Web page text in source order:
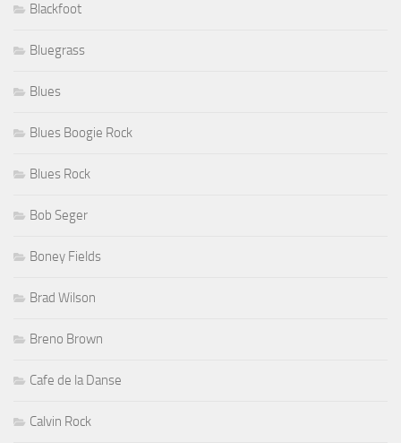
Blackfoot
Bluegrass
Blues
Blues Boogie Rock
Blues Rock
Bob Seger
Boney Fields
Brad Wilson
Breno Brown
Cafe de la Danse
Calvin Rock